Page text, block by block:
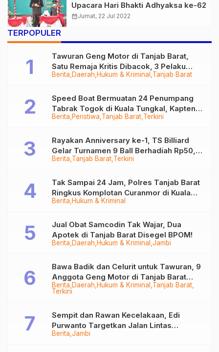
Upacara Hari Bhakti Adhyaksa ke-62
calendar_monthJumat, 22 Jul 2022
TERPOPULER
Berita Daerah Hukum & Kriminal Tanjab Barat
Tawuran Geng Motor di Tanjab Barat,
Satu Remaja Kritis Dibacok, 3 Pelaku
Ditangkap
Berita Peristiwa Tanjab Barat Terkini
Speed Boat Bermuatan 24 Penumpang
Tabrak Togok di Kuala Tungkal, Kapten
Sempat Hilang
Berita Tanjab Barat Terkini
Rayakan Anniversary ke-1, TS Billiard
Gelar Turnamen 9 Ball Berhadiah Rp50,8
Juta
Berita Hukum & Kriminal
Tak Sampai 24 Jam, Polres Tanjab Barat
Ringkus Komplotan Curanmor di Kuala
Tungkal
Berita Daerah Hukum & Kriminal Jambi
Jual Obat Samcodin Tak Wajar, Dua
Apotek di Tanjab Barat Disegel BPOM!
Berita Daerah Hukum & Kriminal Tanjab Barat
Terkini
Bawa Badik dan Celurit untuk Tawuran, 9
Anggota Geng Motor di Tanjab Barat
Diringkus
Berita Jambi
Sempit dan Rawan Kecelakaan, Edi
Purwanto Targetkan Jalan Lintas
Tungkal-Jambi Mulus di 2028